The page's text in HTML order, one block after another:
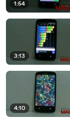
1:54
3:13
4:10